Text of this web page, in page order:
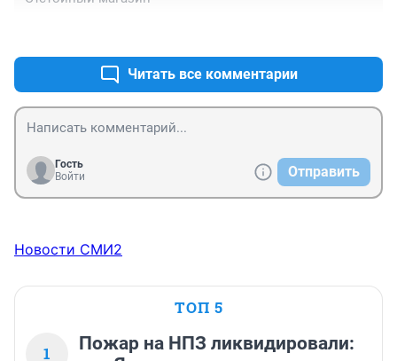
Читать все комментарии
Гость
Войти
Отправить
Новости СМИ2
ТОП 5
1
Пожар на НПЗ ликвидировали: